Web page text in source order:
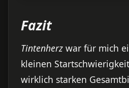
Fazit
Tintenherz war für mich
kleinen
wirklich starken